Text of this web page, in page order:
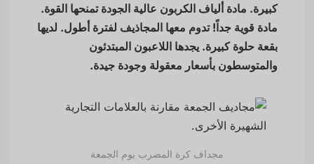
كبيرة. مادة ألياف الكربون عالية الجودة تمنحها القوة.
مادة قوية جداً! تدوم معها المجاذيف لفترة أطول. لديها
بقعة حلوة كبيرة. يجدها اللاعبون المبتدئون
والمتوسطون بأسعار معقولة وجودة جيدة.
مجداف كرة المضرب يوم الجمعة